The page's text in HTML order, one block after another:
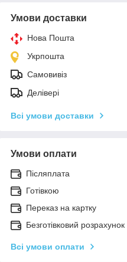
Умови доставки
Нова Пошта
Укрпошта
Самовивіз
Делівері
Всі умови доставки
Умови оплати
Післяплата
Готівкою
Переказ на картку
Безготівковий розрахунок
Всі умови оплати